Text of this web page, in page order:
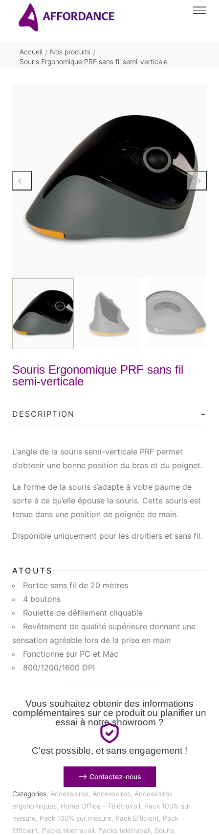
Accueil / Nos produits /
Souris Ergonomique PRF sans fil semi-verticale
Souris Ergonomique PRF sans fil
semi-verticale
DESCRIPTION
L’angle de la souris semi-verticale PRF permet
d’obtenir une bonne position du bras et du poignet.
La forme de la souris s’adapte à votre paume de
sorte à ce qu’elle épouse la souris. Cette souris est
tenue dans une position de poignée de main.
Disponible uniquement pour les droitiers et sans fil.
ATOUTS
Portée sans fil de 20 mètres
4 boutons
Roulette de défilement cliquable
Revêtement de qualité supérieure donnant une
sensation agréable lors de la prise en main
Fonctionne sur PC et Mac
800/1200/1600 DPI
Vous souhaitez obtenir des informations
complémentaires sur ce produit ou planifier un
essai à notre showroom ?
C'est possible, et sans engagement !
⟶ Contactez-nous
Categories: Accessoires, Accessoires, Accessoires
ergonomiques, Home Office - Télétravail, Pack 100% sur
mesure, Pack 100% sur mesure, Pack Efficient, Pack
Efficient, Packs télétravail, Packs télétravail, Souris,